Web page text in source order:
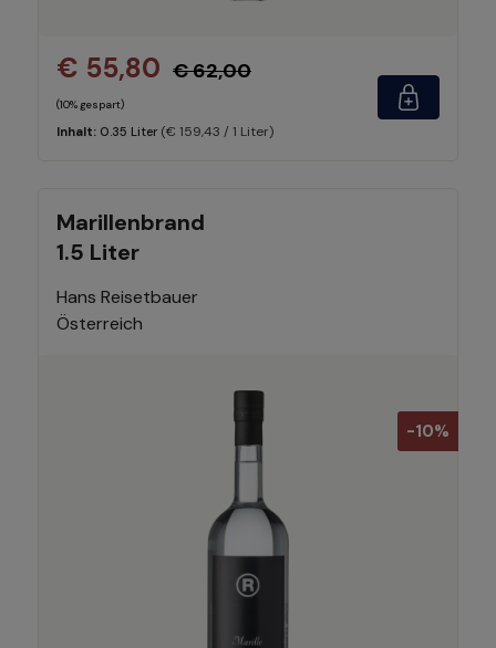
€ 55,80 € 62,00
(10% gespart)
Inhalt: 0.35 Liter (€ 159,43 / 1 Liter)
Marillenbrand
1.5 Liter
Hans Reisetbauer
Österreich
-10%